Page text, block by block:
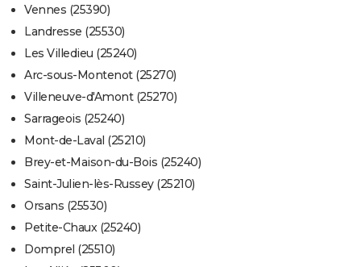
Vennes (25390)
Landresse (25530)
Les Villedieu (25240)
Arc-sous-Montenot (25270)
Villeneuve-d'Amont (25270)
Sarrageois (25240)
Mont-de-Laval (25210)
Brey-et-Maison-du-Bois (25240)
Saint-Julien-lès-Russey (25210)
Orsans (25530)
Petite-Chaux (25240)
Domprel (25510)